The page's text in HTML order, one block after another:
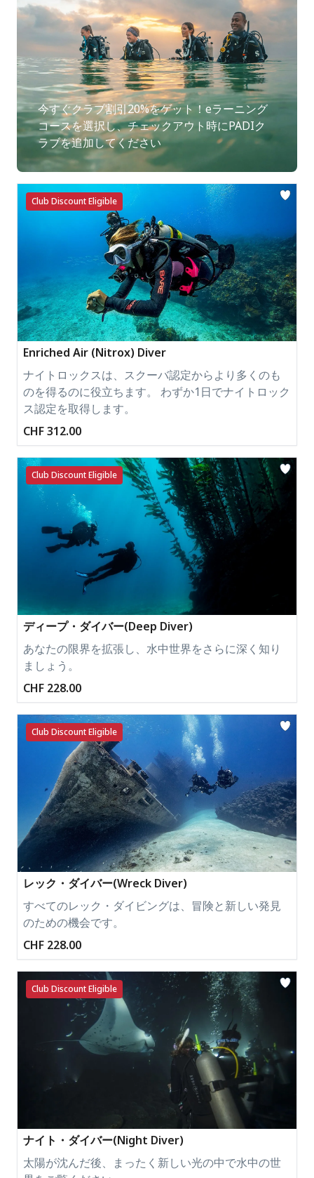
今すぐクラブ割引20%をゲット！eラーニング
コースを選択し、チェックアウト時にPADIク
ラブを追加してください
Club Discount Eligible
Enriched Air (Nitrox) Diver
ナイトロックスは、スクーバ認定からより多くのも
のを得るのに役立ちます。 わずか1日でナイトロック
ス認定を取得します。
CHF 312.00
Club Discount Eligible
ディープ・ダイバー(Deep Diver)
あなたの限界を拡張し、水中世界をさらに深く知り
ましょう。
CHF 228.00
Club Discount Eligible
レック・ダイバー(Wreck Diver)
すべてのレック・ダイビングは、冒険と新しい発見
のための機会です。
CHF 228.00
Club Discount Eligible
ナイト・ダイバー(Night Diver)
太陽が沈んだ後、まったく新しい光の中で水中の世